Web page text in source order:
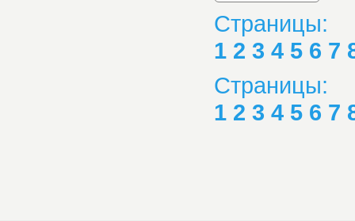
Страницы:
1 2 3 4 5 6 7
Страницы:
1 2 3 4 5 6 7